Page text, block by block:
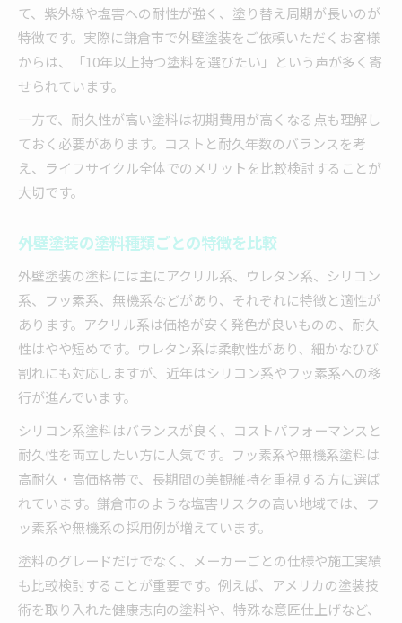
外壁塗装で耐久性を重視する選び方
外壁塗装の塗料寿命を左右する要素
長持ちする外壁塗装塗料の特徴を解説
外壁塗装で劣化を防ぐ塗料の選定法
外壁塗装の耐久性を高めるコツとは
長持ちする外壁塗装に必要な知識
外壁塗装を長持ちさせる塗料選びの極意
メンテナンスしやすい外壁塗装の選び方
外壁塗装を長期間美しく保つポイント
塗料の特性と鎌倉の気候対策
鎌倉の気候に強い外壁塗装塗料の特性
外壁塗装で塩害に負けない塗料選び
湿気に配慮した外壁塗装塗料の選定法
外壁塗装で気候対策を意識するポイント
鎌倉でよく使われる外壁塗装塗料の特徴
て、紫外線や塩害への耐性が強く、塗り替え周期が長いのが
特徴です。実際に鎌倉市で外壁塗装をご依頼いただくお客様
からは、「10年以上持つ塗料を選びたい」という声が多く寄
せられています。
一方で、耐久性が高い塗料は初期費用が高くなる点も理解し
ておく必要があります。コストと耐久年数のバランスを考
え、ライフサイクル全体でのメリットを比較検討することが
大切です。
外壁塗装の塗料種類ごとの特徴を比較
外壁塗装の塗料には主にアクリル系、ウレタン系、シリコン
系、フッ素系、無機系などがあり、それぞれに特徴と適性が
あります。アクリル系は価格が安く発色が良いものの、耐久
性はやや短めです。ウレタン系は柔軟性があり、細かなひび
割れにも対応しますが、近年はシリコン系やフッ素系への移
行が進んでいます。
シリコン系塗料はバランスが良く、コストパフォーマンスと
耐久性を両立したい方に人気です。フッ素系や無機系塗料は
高耐久・高価格帯で、長期間の美観維持を重視する方に選ば
れています。鎌倉市のような塩害リスクの高い地域では、フ
ッ素系や無機系の採用例が増えています。
塗料のグレードだけでなく、メーカーごとの仕様や施工実績
も比較検討することが重要です。例えば、アメリカの塗装技
術を取り入れた健康志向の塗料や、特殊な意匠仕上げなど、